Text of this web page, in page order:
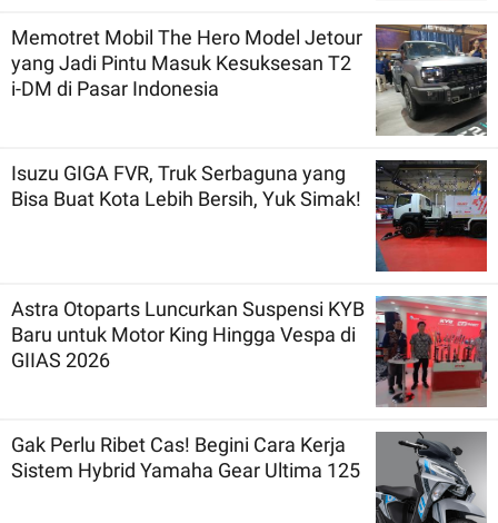
Memotret Mobil The Hero Model Jetour
yang Jadi Pintu Masuk Kesuksesan T2
i-DM di Pasar Indonesia
Isuzu GIGA FVR, Truk Serbaguna yang
Bisa Buat Kota Lebih Bersih, Yuk Simak!
Astra Otoparts Luncurkan Suspensi KYB
Baru untuk Motor King Hingga Vespa di
GIIAS 2026
Gak Perlu Ribet Cas! Begini Cara Kerja
Sistem Hybrid Yamaha Gear Ultima 125